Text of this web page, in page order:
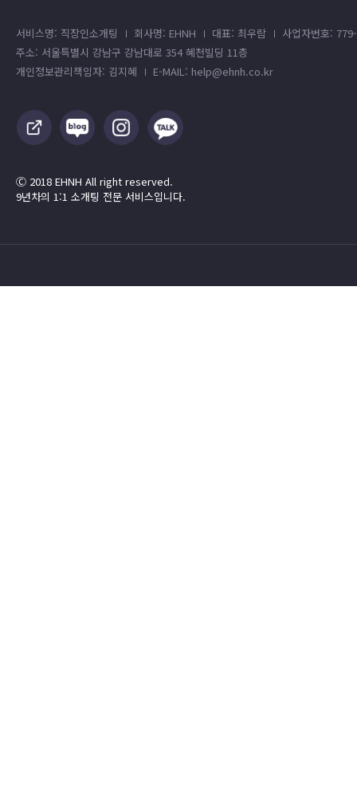
서비스명: 직장인소개팅 회사명: EHNH 대표: 최우람
사업자번호:
주소: 서울특별시 강남구 강남대로 354 혜천빌딩 11층
개인정보관리책임자: 김지혜
E-MAIL: help@ehnh.co.kr
Ⓒ 2018 EHNH All right reserved.
9년차의 1:1 소개팅 전문 서비스입니다.